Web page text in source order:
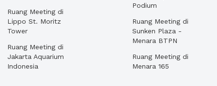
Ruang Meeting di
Lippo St. Moritz
Tower
Ruang Meeting di
Jakarta Aquarium
Indonesia
Podium
Ruang Meeting di
Sunken Plaza -
Menara BTPN
Ruang Meeting di
Menara 165